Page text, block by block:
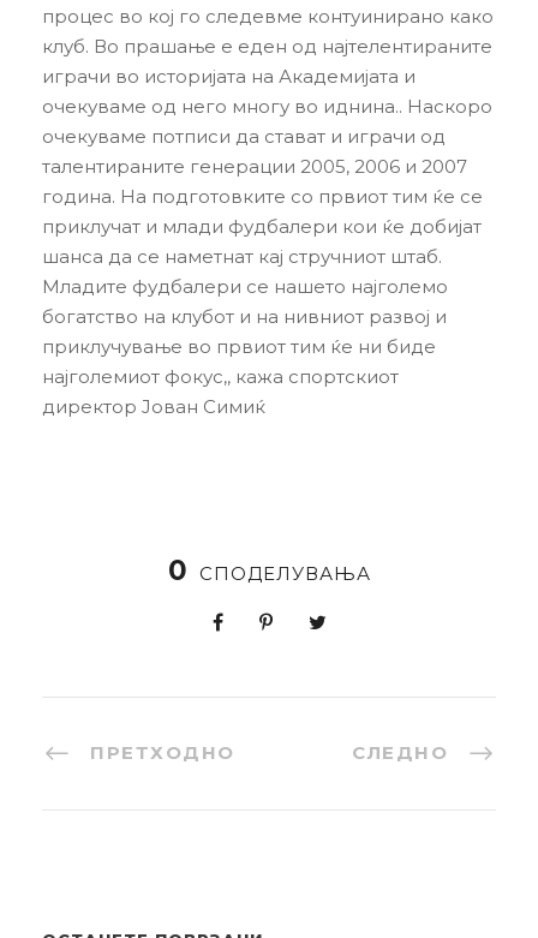
процес во кој го следевме контуинирано како
клуб. Во прашање е еден од најтелентираните
играчи во историјата на Академијата и
очекуваме од него многу во иднина.. Наскоро
очекуваме потписи да стават и играчи од
талентираните генерации 2005, 2006 и 2007
година. На подготовките со првиот тим ќе се
приклучат и млади фудбалери кои ќе добијат
шанса да се наметнат кај стручниот штаб.
Младите фудбалери се нашето најголемо
богатство на клубот и на нивниот развој и
приклучување во првиот тим ќе ни биде
најголемиот фокус,, кажа спортскиот
директор Јован Симиќ
0 СПОДЕЛУВАЊА
ПРЕТХОДНО СЛЕДНО